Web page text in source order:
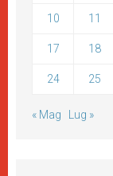
10 11
17 18
24 25
« Mag Lug »